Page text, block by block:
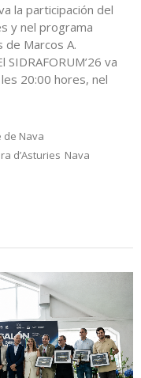
la participación del
y nel programa
de Marcos A.
SIDRAFORUM’26 va
20:00 hores, nel
de Nava
d’Asturies Nava